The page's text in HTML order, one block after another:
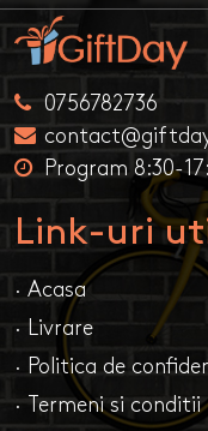
0756782736
Program 8:30-
Link-uri
· Acasa
· Livrare
· Politica de
· Termeni si conditii